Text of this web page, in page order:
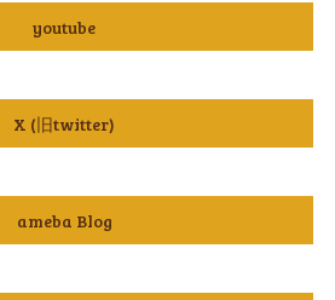
youtube
X (旧twitter)
ameba Blog